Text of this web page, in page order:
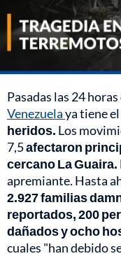
Pasadas las 24
Venezuelaya tiene
heridos. Los
7,5afectaron
cercano La Guaira.
apremiante. Hasta
2.927 familias
reportados, 200
dañados y ocho
cuales "han debido